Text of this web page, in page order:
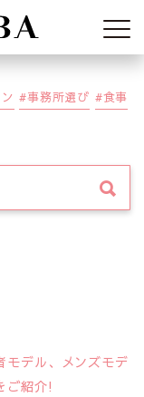
Modelba
事務所選び
食事
モデル、メンズモデ
ご紹介!